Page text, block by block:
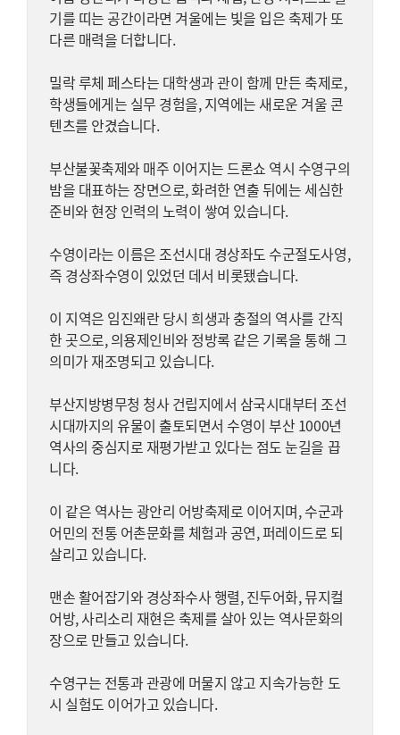
기를 띠는 공간이라면 겨울에는 빛을 입은 축제가 또
다른 매력을 더합니다.
밀락 루체 페스타는 대학생과 관이 함께 만든 축제로,
학생들에게는 실무 경험을, 지역에는 새로운 겨울 콘
텐츠를 안겼습니다.
부산불꽃축제와 매주 이어지는 드론쇼 역시 수영구의
밤을 대표하는 장면으로, 화려한 연출 뒤에는 세심한
준비와 현장 인력의 노력이 쌓여 있습니다.
수영이라는 이름은 조선시대 경상좌도 수군절도사영,
즉 경상좌수영이 있었던 데서 비롯됐습니다.
이 지역은 임진왜란 당시 희생과 충절의 역사를 간직
한 곳으로, 의용제인비와 정방록 같은 기록을 통해 그
의미가 재조명되고 있습니다.
부산지방병무청 청사 건립지에서 삼국시대부터 조선
시대까지의 유물이 출토되면서 수영이 부산 1000년
역사의 중심지로 재평가받고 있다는 점도 눈길을 끕
니다.
이 같은 역사는 광안리 어방축제로 이어지며, 수군과
어민의 전통 어촌문화를 체험과 공연, 퍼레이드로 되
살리고 있습니다.
맨손 활어잡기와 경상좌수사 행렬, 진두어화, 뮤지컬
어방, 사리소리 재현은 축제를 살아 있는 역사문화의
장으로 만들고 있습니다.
수영구는 전통과 관광에 머물지 않고 지속가능한 도
시 실험도 이어가고 있습니다.